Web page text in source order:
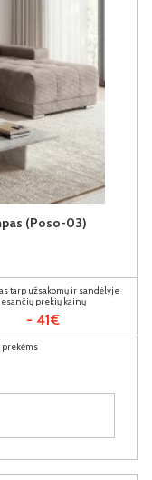
(Poso-03)
tarp užsakomų ir sandėlyje
esančių prekių kainų
- 41€
prekėms